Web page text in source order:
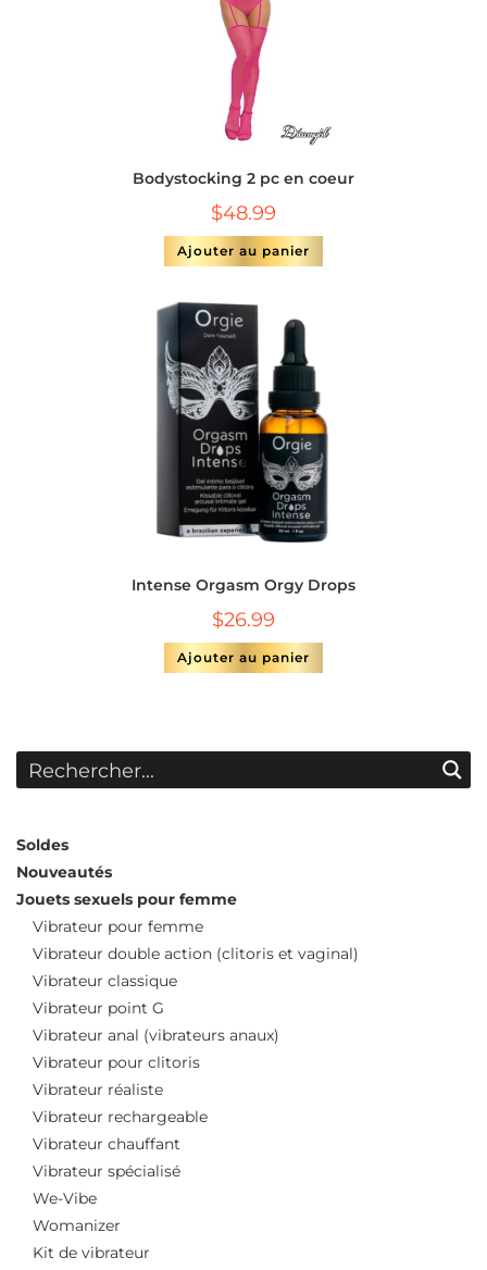
Bodystocking 2 pc en coeur
$48.99
Ajouter au panier
Intense Orgasm Orgy Drops
$26.99
Ajouter au panier
Soldes
Nouveautés
Jouets sexuels pour femme
Vibrateur pour femme
Vibrateur double action (clitoris et vaginal)
Vibrateur classique
Vibrateur point G
Vibrateur anal (vibrateurs anaux)
Vibrateur pour clitoris
Vibrateur réaliste
Vibrateur rechargeable
Vibrateur chauffant
Vibrateur spécialisé
We-Vibe
Womanizer
Kit de vibrateur